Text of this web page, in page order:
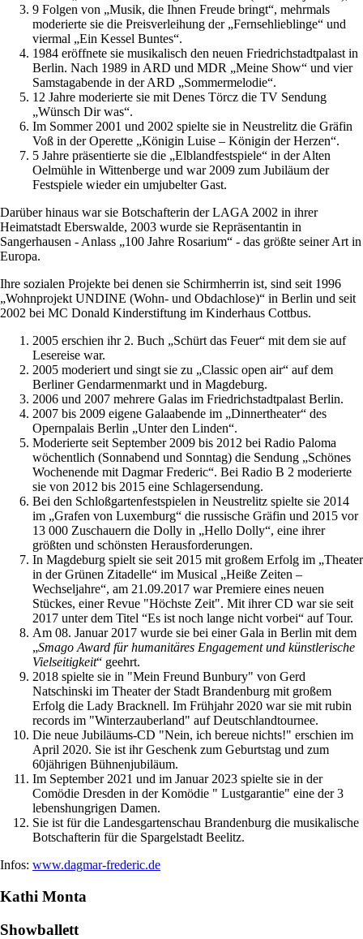
9 Folgen von „Musik, die Ihnen Freude bringt“, mehrmals
moderierte sie die Preisverleihung der „Fernsehlieblinge“ und
viermal „Ein Kessel Buntes“.
1984 eröffnete sie musikalisch den neuen Friedrichstadtpalast in
Berlin. Nach 1989 in ARD und MDR „Meine Show“ und vier
Samstagabende in der ARD „Sommermelodie“.
12 Jahre moderierte sie mit Denes Törcz die TV Sendung
„Wünsch Dir was“.
Im Sommer 2001 und 2002 spielte sie in Neustrelitz die Gräfin
Voß in der Operette „Königin Luise – Königin der Herzen“.
5 Jahre präsentierte sie die „Elblandfestspiele“ in der Alten
Oelmühle in Wittenberge und war 2009 zum Jubiläum der
Festspiele wieder ein umjubelter Gast.
Darüber hinaus war sie Botschafterin der LAGA 2002 in ihrer
Heimatstadt Eberswalde, 2003 wurde sie Repräsentantin in
Sangerhausen - Anlass „100 Jahre Rosarium“ - das größte seiner Art in
Europa.
Ihre sozialen Projekte bei denen sie Schirmherrin ist, sind seit 1996
„Wohnprojekt UNDINE (Wohn- und Obdachlose)“ in Berlin und seit
2002 bei MC Donald Kinderstiftung im Kinderhaus Cottbus.
2005 erschien ihr 2. Buch „Schürt das Feuer“ mit dem sie auf
Lesereise war.
2005 moderiert und singt sie zu „Classic open air“ auf dem
Berliner Gendarmenmarkt und in Magdeburg.
2006 und 2007 mehrere Galas im Friedrichstadtpalast Berlin.
2007 bis 2009 eigene Galaabende im „Dinnertheater“ des
Opernpalais Berlin „Unter den Linden“.
Moderierte seit September 2009 bis 2012 bei Radio Paloma
wöchentlich (Sonnabend und Sonntag) die Sendung „Schönes
Wochenende mit Dagmar Frederic“. Bei Radio B 2 moderierte
sie von 2012 bis 2015 eine Schlagersendung.
Bei den Schloßgartenfestspielen in Neustrelitz spielte sie 2014
im „Grafen von Luxemburg“ die russische Gräfin und 2015 vor
13 000 Zuschauern die Dolly in „Hello Dolly“, eine ihrer
größten und schönsten Herausforderungen.
In Magdeburg spielt sie seit 2015 mit großem Erfolg im „Theater
in der Grünen Zitadelle“ im Musical „Heiße Zeiten –
Wechseljahre“, am 21.09.2017 war Premiere eines neuen
Stückes, einer Revue "Höchste Zeit". Mit ihrer CD war sie seit
2017 unter dem Titel “Es ist noch lange nicht vorbei“ auf Tour.
Am 08. Januar 2017 wurde sie bei einer Gala in Berlin mit dem
„Smago Award für humanitäres Engagement und künstlerische
Vielseitigkeit“ geehrt.
2018 spielte sie in "Mein Freund Bunbury" von Gerd
Natschinski im Theater der Stadt Brandenburg mit großem
Erfolg die Lady Bracknell. Im Frühjahr 2020 war sie mit rubin
records im "Winterzauberland" auf Deutschlandtournee.
Die neue Jubiläums-CD "Nein, ich bereue nichts!" erschien im
April 2020. Sie ist ihr Geschenk zum Geburtstag und zum
60jährigen Bühnenjubiläum.
Im September 2021 und im Januar 2023 spielte sie in der
Comödie Dresden in der Komödie " Lustgarantie" eine der 3
lebenshungrigen Damen.
Sie ist für die Landesgartenschau Brandenburg die musikalische
Botschafterin für die Spargelstadt Beelitz.
Infos: www.dagmar-frederic.de
Kathi Monta
Showballett